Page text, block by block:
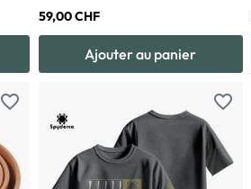
59,00 CHF
Ajouter au panier
favorite_border favorite_border